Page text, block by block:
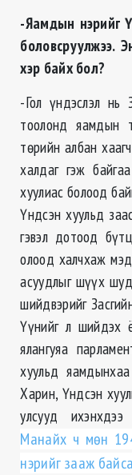
-Яамдын нэрийг
боловсруулжээ.
хэр байх бол?
-Гол үндэслэл нь
тоолонд яамдын
төрийн албан
халдаг гэж
хуулиас болоод
Үндсэн хуульд
гэвэл дотоод
олоод халчхаж
асуудлыг шүүх
шийдвэрийг
Үүнийг л шийдэх
ялангуяа
хуульд
Харин, Үндсэн
улсууд ихэнхдээ
Манайх ч мөн
нэрийг зааж